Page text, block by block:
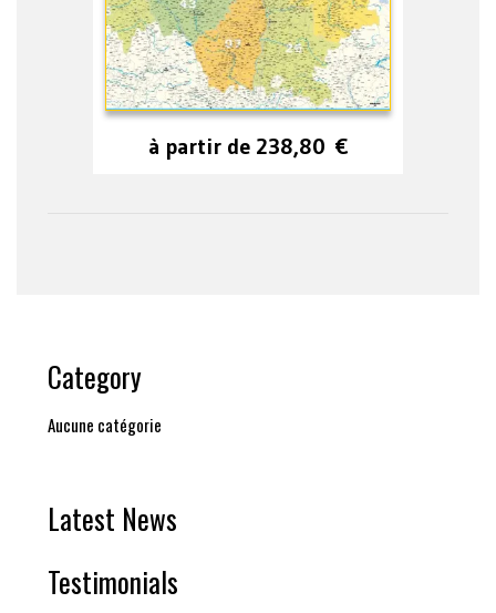
à partir de 238,80 €
Category
Aucune catégorie
Latest News
Testimonials